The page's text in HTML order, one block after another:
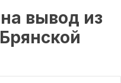
вывод из